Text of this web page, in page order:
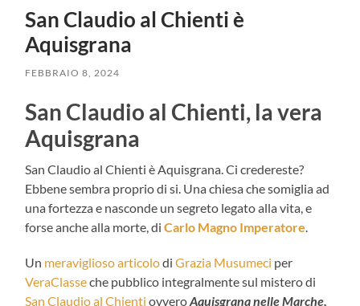
San Claudio al Chienti è
Aquisgrana
FEBBRAIO 8, 2024
San Claudio al Chienti, la vera
Aquisgrana
San Claudio al Chienti è Aquisgrana. Ci credereste?
Ebbene sembra proprio di si. Una chiesa che somiglia ad
una fortezza e nasconde un segreto legato alla vita, e
forse anche alla morte, diCarlo Magno Imperatore.
Un meraviglioso articolodiGrazia Musumeci per
VeraClasseche pubblico integralmente sul mistero di
San Claudio al Chienti ovveroAquisgrana nelle Marche,